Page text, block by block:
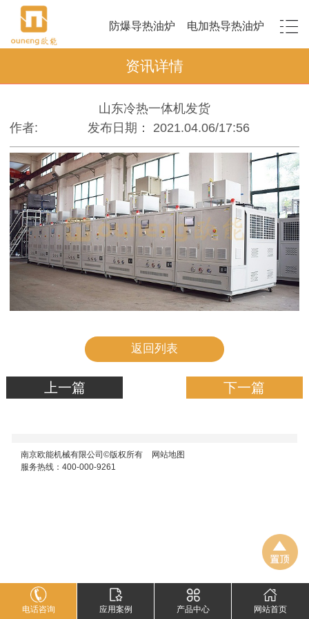
防爆导热油炉 电加热导热油炉
资讯详情
山东冷热一体机发货
作者:
发布日期： 2021.04.06/17:56
返回列表
上一篇 下一篇
南京欧能机械有限公司©版权所有
网站地图
服务热线：400-000-9261
电话咨询 应用案例 产品中心 网站首页